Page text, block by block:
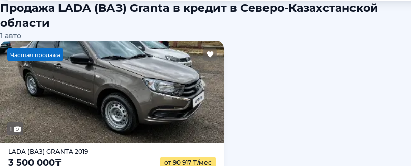
Продажа LADA (ВАЗ) Granta в кредит в Северо-Казахстанской
области
1 авто
Частная продажа
1
LADA (ВАЗ) GRANTA 2019
3 500 000₸ от 90 917 ₸/мес